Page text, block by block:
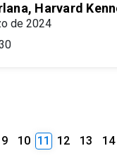
Harvard
de 2024
9 10 11 12 13 14